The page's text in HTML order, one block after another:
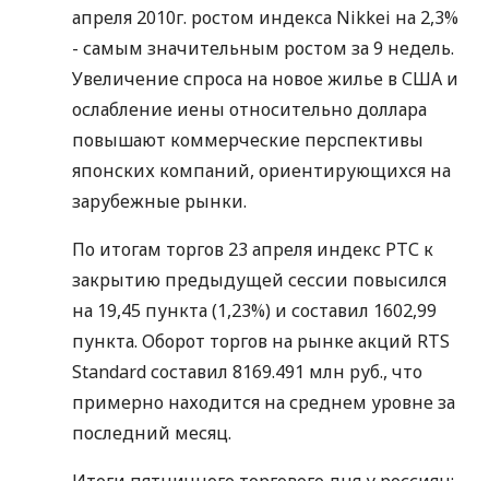
апреля 2010г. ростом индекса Nikkei на 2,3%
- самым значительным ростом за 9 недель.
Увеличение спроса на новое жилье в США и
ослабление иены относительно доллара
повышают коммерческие перспективы
японских компаний, ориентирующихся на
зарубежные рынки.
По итогам торгов 23 апреля индекс РТС к
закрытию предыдущей сессии повысился
на 19,45 пункта (1,23%) и составил 1602,99
пункта. Оборот торгов на рынке акций RTS
Standard составил 8169.491 млн руб., что
примерно находится на среднем уровне за
последний месяц.